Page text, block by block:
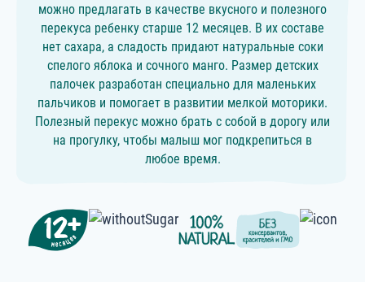
можно предлагать в качестве вкусного и полезного
перекуса ребенку старше 12 месяцев. В их составе
нет сахара, а сладость придают натуральные соки
спелого яблока и сочного манго. Размер детских
палочек разработан специально для маленьких
пальчиков и помогает в развитии мелкой моторики.
Полезный перекус можно брать с собой в дорогу или
на прогулку, чтобы малыш мог подкрепиться в
любое время.